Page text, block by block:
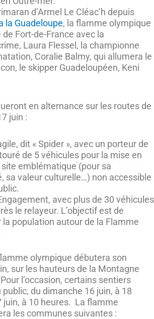
d’Armel Le Cléac’h depuis
la Guadeloupe, la flamme olympique
Fort-de-France avec la
Laura Flessel, la championne
Coralie Balmy, qui allumera le
le skipper Guadeloupéen, Keni
en alternance sur les routes de
juin :
dit « Spider », avec un porteur de
de 5 véhicules pour la mise en
site emblématique (pour sa
sa valeur culturelle…) non accessible
avec plus de 30 véhicules
le relayeur. L’objectif est de
la population autour de la Flamme
olympique débutera son
sur les hauteurs de la Montagne
l’occasion, certains sentiers
du dimanche 16 juin, à 18
juin, à 10 heures. La flamme
les communes suivantes :